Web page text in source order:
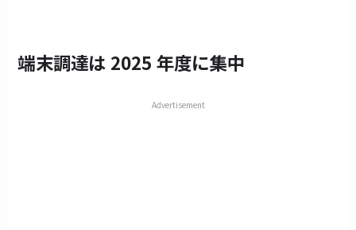
端末調達は 2025 年度に集中
Advertisement